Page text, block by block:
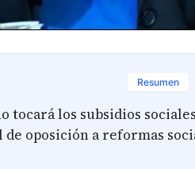
Resumen
tocará los subsidios
oposición a reformas